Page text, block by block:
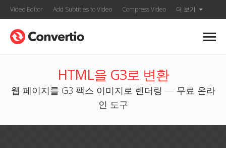
Video Editor Add Subtitles to Video Compress Video 더 보기
HTML을 G3로 변환
웹 페이지를 G3 팩스 이미지로 렌더링 — 무료 온라
인 도구